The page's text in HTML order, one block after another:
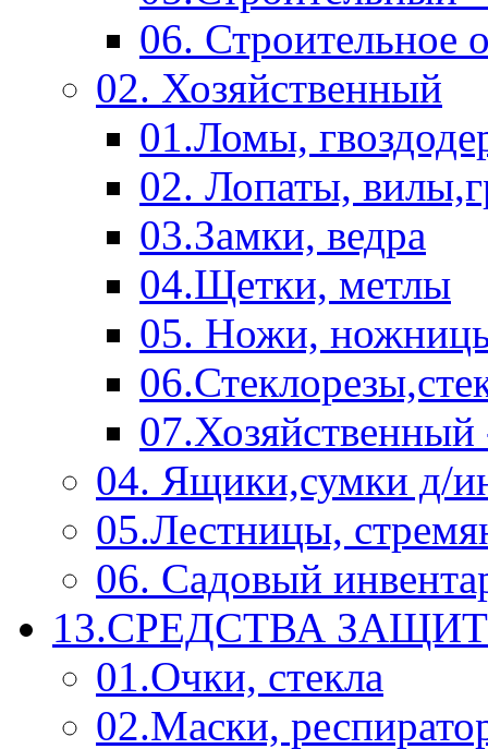
06. Строительное
02. Хозяйственный
01.Ломы,
02. Лопаты,
03.Замки, ведра
04.Щетки, метлы
05. Ножи,
07.Хозяйственный
04. Ящики,сумки д/
05.Лестницы,
06. Садовый
13.СРЕДСТВА
01.Очки, стекла
02.Маски,